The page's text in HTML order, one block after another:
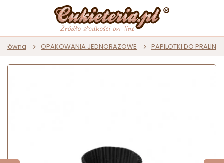
OPAKOWANIA JEDNORAZOWE PAPILOTKI DO PRALIN